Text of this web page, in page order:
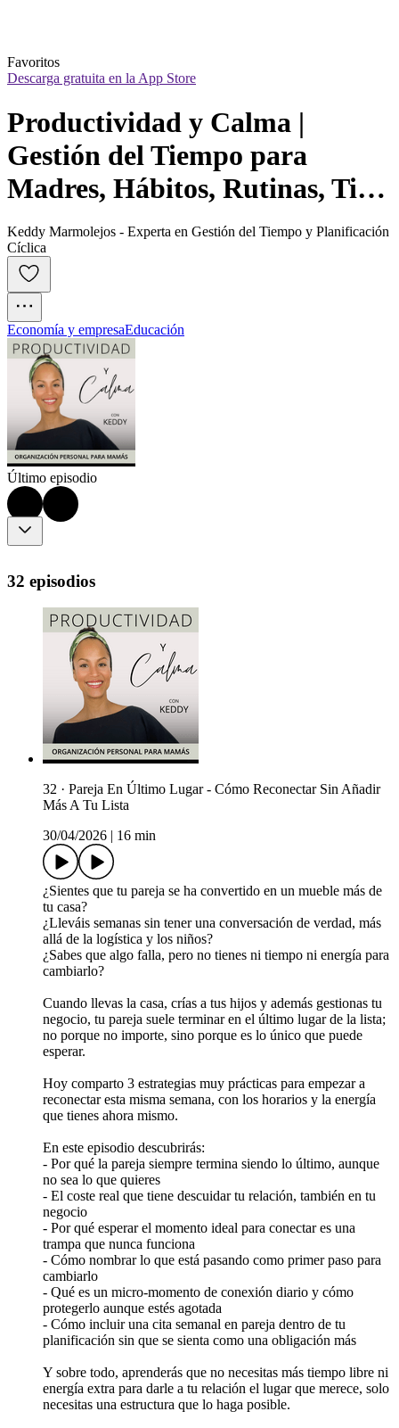
Favoritos
Descarga gratuita en la App Store
Productividad y Calma |
Gestión del Tiempo para
Madres, Hábitos, Rutinas, Tips
de Organización para Mamás
Emprendedoras
Keddy Marmolejos - Experta en Gestión del Tiempo y Planificación
Cíclica
Economía y empresaEducación
Último episodio
32 episodios
32 · Pareja En Último Lugar - Cómo Reconectar Sin Añadir
Más A Tu Lista
30/04/2026
16 min
¿Sientes que tu pareja se ha convertido en un mueble más de
tu casa?
¿Lleváis semanas sin tener una conversación de verdad, más
allá de la logística y los niños?
¿Sabes que algo falla, pero no tienes ni tiempo ni energía para
cambiarlo?
Cuando llevas la casa, crías a tus hijos y además gestionas tu
negocio, tu pareja suele terminar en el último lugar de la lista;
no porque no importe, sino porque es lo único que puede
esperar.
Hoy comparto 3 estrategias muy prácticas para empezar a
reconectar esta misma semana, con los horarios y la energía
que tienes ahora mismo.
En este episodio descubrirás:
- Por qué la pareja siempre termina siendo lo último, aunque
no sea lo que quieres
- El coste real que tiene descuidar tu relación, también en tu
negocio
- Por qué esperar el momento ideal para conectar es una
trampa que nunca funciona
- Cómo nombrar lo que está pasando como primer paso para
cambiarlo
- Qué es un micro-momento de conexión diario y cómo
protegerlo aunque estés agotada
- Cómo incluir una cita semanal en pareja dentro de tu
planificación sin que se sienta como una obligación más
Y sobre todo, aprenderás que no necesitas más tiempo libre ni
energía extra para darle a tu relación el lugar que merece, solo
necesitas una estructura que lo haga posible.